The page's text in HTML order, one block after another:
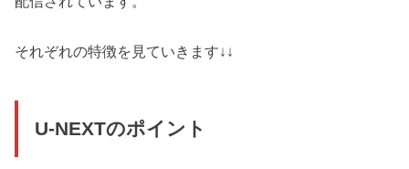
それぞれの特徴を見ていきます↓↓
U-NEXTのポイント